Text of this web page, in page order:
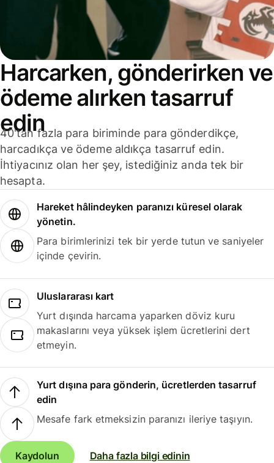
Harcarken, gönderirken ve
ödeme alırken tasarruf
edin
40'tan fazla para biriminde para gönderdikçe,
harcadıkça ve ödeme aldıkça tasarruf edin.
İhtiyacınız olan her şey, istediğiniz anda tek bir
hesapta.
Hareket hâlindeyken paranızı küresel olarak
yönetin.
Para birimlerinizi tek bir yerde tutun ve saniyeler
içinde çevirin.
Uluslararası kart
Yurt dışında harcama yaparken döviz kuru
makaslarını veya yüksek işlem ücretlerini dert
etmeyin.
Yurt dışına para gönderin, ücretlerden tasarruf
edin
Mesafe fark etmeksizin paranızı ileriye taşıyın.
Kaydolun Daha fazla bilgi edinin